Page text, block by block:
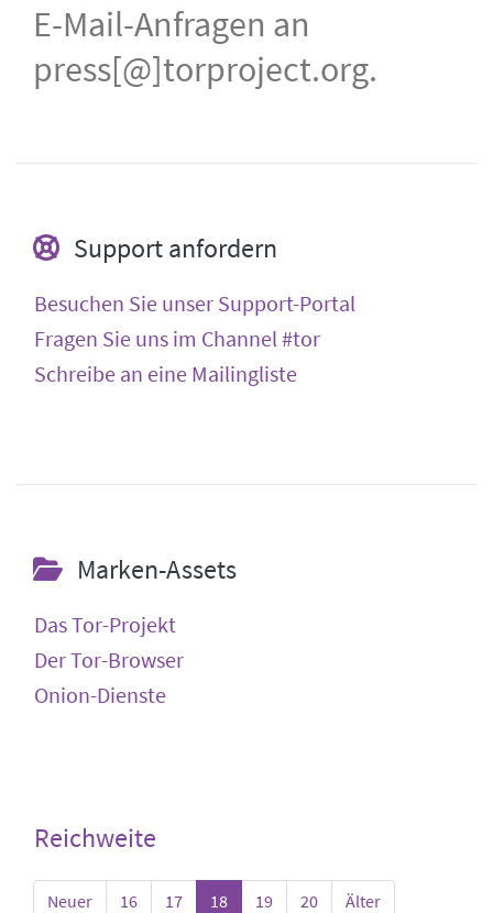
E-Mail-Anfragen an
press[@]torproject.org.
Support anfordern
Besuchen Sie unser Support-Portal
Fragen Sie uns im Channel #tor
Schreibe an eine Mailingliste
Marken-Assets
Das Tor-Projekt
Der Tor-Browser
Onion-Dienste
Reichweite
Neuer 16 17 18 19 20 Älter